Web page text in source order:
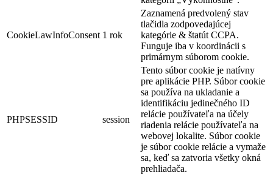
súhlasu používateľa s
ukladaním súborov cookie v
kategórii „Nevyhnutné“.
11 mesiacov
Tento súbor cookie nastavuje
doplnok GDPR Cookie
Consent. Súbor cookie sa
používa na uloženie súhlasu
používateľa pre súbory
cookie v kategórii „Ostatné.
11 mesiacov
Tento súbor cookie nastavuje
doplnok GDPR Cookie
Consent. Súbor cookie sa
používa na uloženie súhlasu
používateľa pre súbory
cookie v kategórii
„Výkonnostné“.